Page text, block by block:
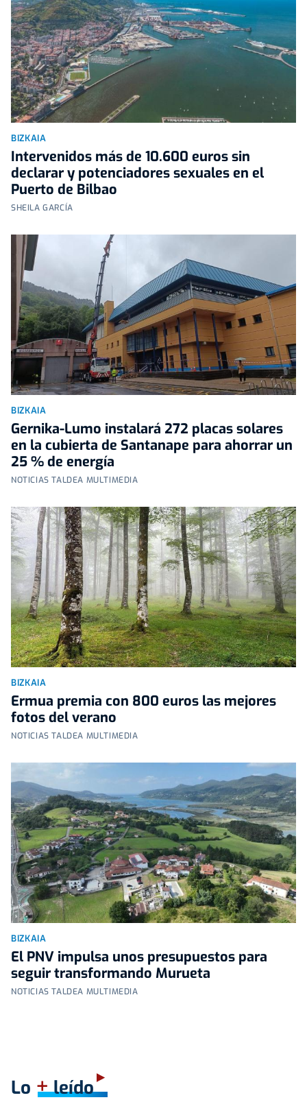
BIZKAIA
Intervenidos más de 10.600 euros sin
declarar y potenciadores sexuales en el
Puerto de Bilbao
SHEILA GARCÍA
BIZKAIA
Gernika-Lumo instalará 272 placas solares
en la cubierta de Santanape para ahorrar un
25 % de energía
NOTICIAS TALDEA MULTIMEDIA
BIZKAIA
Ermua premia con 800 euros las mejores
fotos del verano
NOTICIAS TALDEA MULTIMEDIA
BIZKAIA
El PNV impulsa unos presupuestos para
seguir transformando Murueta
NOTICIAS TALDEA MULTIMEDIA
Lo +leído